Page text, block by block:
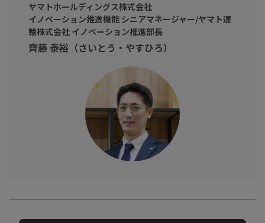
ヤマトホールディングス株式会社
イノベーション推進機能 シニアマネージャー/ヤマト運
輸株式会社 イノベーション推進部長
齊藤 泰裕（さいとう・やすひろ）